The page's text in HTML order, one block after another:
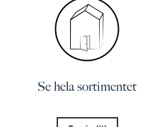
Se hela sortimentet